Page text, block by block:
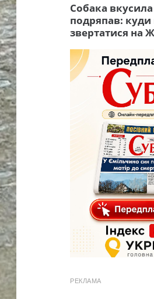
Собака вкусила
подряпав: куди
звертатися на
РЕКЛАМА